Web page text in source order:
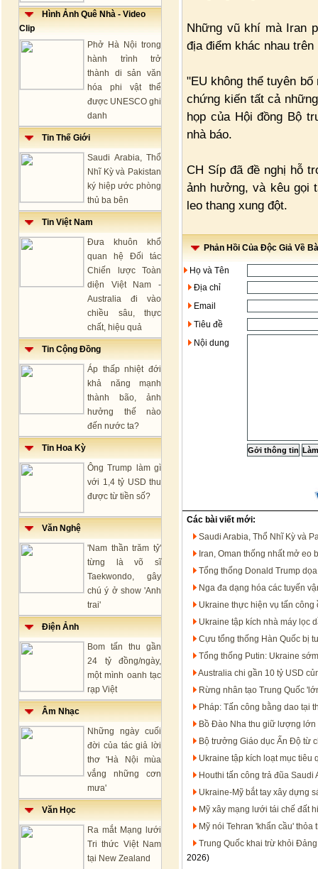
Hình Ảnh Quê Nhà - Video
Clip
Phở Hà Nội trong
hành trình trở
thành di sản văn
hóa phi vật thể
được UNESCO ghi
danh
Tin Thế Giới
Saudi Arabia, Thổ
Nhĩ Kỳ và Pakistan
ký hiệp ước phòng
thủ ba bên
Tin Việt Nam
Đưa khuôn khổ
quan hệ Đối tác
Chiến lược Toàn
diện Việt Nam -
Australia đi vào
chiều sâu, thực
chất, hiệu quả
Tin Cộng Đồng
Áp thấp nhiệt đới
khả năng mạnh
thành bão, ảnh
hưởng thế nào
đến nước ta?
Tin Hoa Kỳ
Ông Trump làm gì
với 1,4 tỷ USD thu
được từ tiền số?
Văn Nghệ
'Nam thần trăm tỷ'
từng là võ sĩ
Taekwondo, gây
chú ý ở show 'Anh
trai'
Điện Ảnh
Bom tấn thu gần
24 tỷ đồng/ngày,
một mình oanh tạc
rạp Việt
Âm Nhạc
Những ngày cuối
đời của tác giả lời
thơ 'Hà Nội mùa
vắng những cơn
mưa'
Văn Học
Ra mắt Mạng lưới
Tri thức Việt Nam
tại New Zealand
Những vũ khí mà Iran
địa điểm khác nhau
"EU không thể tuyên
chứng kiến tất cả
họp của Hội đồng Bộ
nhà báo.
CH Síp đã đề nghị hỗ
ảnh hưởng, và kêu gọi
leo thang xung đột.
Phản Hồi Của Độc Giả Về
Họ và Tên
Địa chỉ
Email
Tiêu đề
Nội dung
Các bài viết mới:
Saudi Arabia, Thổ Nhĩ Kỳ và
Iran, Oman thống nhất mở eo
Tổng thống Donald Trump
Nga đa dạng hóa các tuyến
Ukraine thực hiện vụ tấn công
Ukraine tập kích nhà máy lọc
Cựu tổng thống Hàn Quốc bị
Tổng thống Putin: Ukraine
Australia chi gần 10 tỷ USD
Rừng nhân tạo Trung Quốc
Pháp: Tấn công bằng dao tại
Bồ Đào Nha thu giữ lượng
Bộ trưởng Giáo dục Ấn Độ từ
Ukraine tập kích loạt mục tiêu
Houthi tấn công trả đũa
Ukraine-Mỹ bắt tay xây dựng
Mỹ xây mạng lưới tái chế đất
Mỹ nói Tehran 'khẩn cầu'
Trung Quốc khai trừ khỏi
2026)